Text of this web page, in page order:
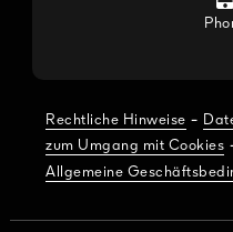
Rechtliche Hinweise -
zum Umgang mit Cookies
Allgemeine